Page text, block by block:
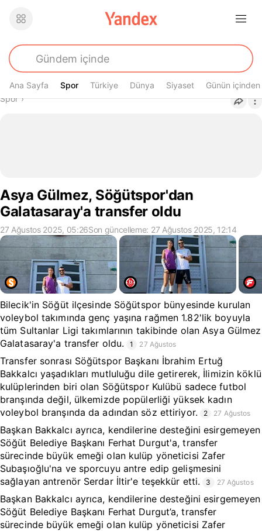
Ana Sayfa Spor
Spor Türkiye Dünya Siyaset Günün içinden
Buradasın
Spor›
Asya Gülmez, Söğütspor'dan
Galatasaray'a transfer oldu
27 Ağustos 2025, 05:26Son güncelleme: 27 Ağustos 2025, 12:14
Bilecik'in Söğüt ilçesinde Söğütspor bünyesinde kurulan
voleybol takımında genç yaşına rağmen 1.82'lik boyuyla
tüm Sultanlar Ligi takımlarının takibinde olan Asya Gülmez
Galatasaray'a transfer oldu.
1 27 Ağustos
Transfer sonrası Söğütspor Başkanı İbrahim Ertuğ
Bakkalcı yaşadıkları mutluluğu dile getirerek, İlimizin köklü
kulüplerinden biri olan Söğütspor Kulübü sadece futbol
branşında değil, ülkemizde popülerliği yüksek kadın
voleybol branşında da adından söz ettiriyor.
2 27 Ağustos
Başkan Bakkalcı ayrıca, kendilerine desteğini esirgemeyen
Söğüt Belediye Başkanı Ferhat Durgut'a, transfer
sürecinde büyük emeği olan kulüp yöneticisi Zafer
Subaşıoğlu'na ve sporcuyu antre edip gelişmesini
sağlayan antrenör Serdar İltir'e teşekkür etti.
3 27 Ağustos
Başkan Bakkalcı ayrıca, kendilerine desteğini esirgemeyen
Söğüt Belediye Başkanı Ferhat Durgut’a, transfer
sürecinde büyük emeği olan kulüp yöneticisi Zafer